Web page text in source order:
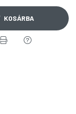
KOSÁRBA